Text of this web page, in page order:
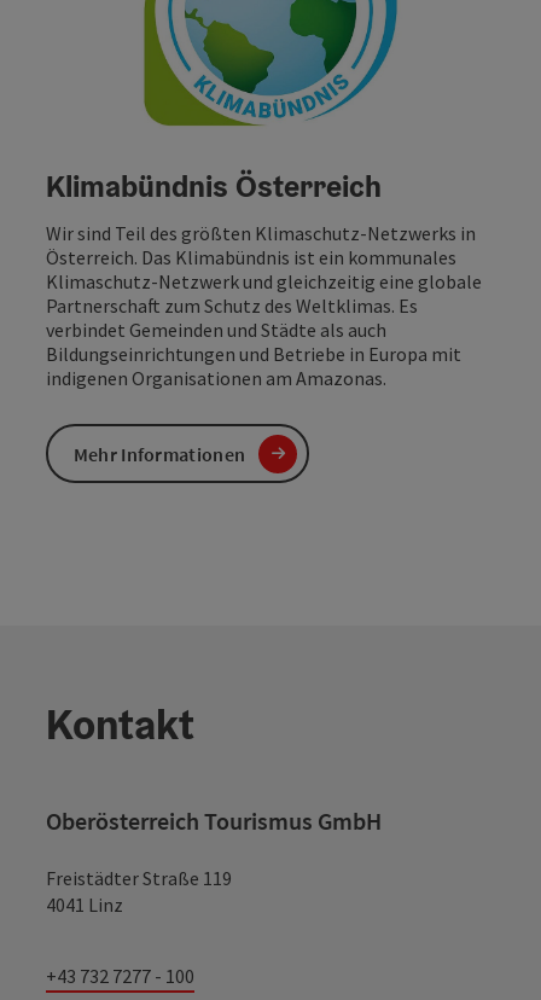
Klimabündnis Österreich
Wir sind Teil des größten Klimaschutz-Netzwerks in
Österreich. Das Klimabündnis ist ein kommunales
Klimaschutz-Netzwerk und gleichzeitig eine globale
Partnerschaft zum Schutz des Weltklimas. Es
verbindet Gemeinden und Städte als auch
Bildungseinrichtungen und Betriebe in Europa mit
indigenen Organisationen am Amazonas.
Mehr Informationen
Kontakt
Oberösterreich Tourismus GmbH
Freistädter Straße 119
4041 Linz
+43 732 7277 - 100